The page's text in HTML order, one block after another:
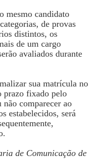
mesmo candidato
de provas
distintos, os
de um cargo
avaliados durante
sua matrícula no
prazo fixado pelo
comparecer ao
estabelecidos, será
de Comunicação de